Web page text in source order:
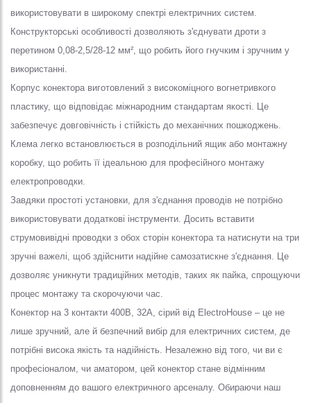
використовувати в широкому спектрі електричних систем.
Конструкторські особливості дозволяють з'єднувати дроти з
перетином 0,08-2,5/28-12 мм², що робить його гнучким і зручним у
використанні.
Корпус конектора виготовлений з високоміцного вогнетривкого
пластику, що відповідає міжнародним стандартам якості. Це
забезпечує довговічність і стійкість до механічних пошкоджень.
Клема легко встановлюється в розподільний ящик або монтажну
коробку, що робить її ідеальною для професійного монтажу
електропроводки.
Завдяки простоті установки, для з'єднання проводів не потрібно
використовувати додаткові інструменти. Досить вставити
струмовивідні проводки з обох сторін конектора та натиснути на три
зручні важелі, щоб здійснити надійне самозатискне з'єднання. Це
дозволяє уникнути традиційних методів, таких як пайка, спрощуючи
процес монтажу та скорочуючи час.
Конектор на 3 контакти 400В, 32A, сірий від ElectroHouse – це не
лише зручний, але й безпечний вибір для електричних систем, де
потрібні висока якість та надійність. Незалежно від того, чи ви є
професіоналом, чи аматором, цей конектор стане відмінним
доповненням до вашого електричного арсеналу. Обираючи наш